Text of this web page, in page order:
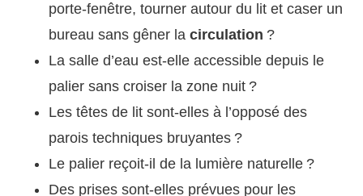
porte-fenêtre, tourner autour du lit et caser un
bureau sans gêner la circulation ?
La salle d’eau est-elle accessible depuis le
palier sans croiser la zone nuit ?
Les têtes de lit sont-elles à l’opposé des
parois techniques bruyantes ?
Le palier reçoit-il de la lumière naturelle ?
Des prises sont-elles prévues pour les